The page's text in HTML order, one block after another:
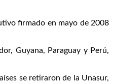
firmado en mayo de 2008
Guyana, Paraguay y Perú,
se retiraron de la Unasur,